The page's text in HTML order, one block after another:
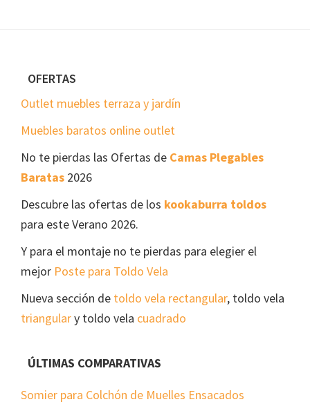
FooterOFERTAS
Outlet muebles terraza y jardín
Muebles baratos online outlet
No te pierdas las Ofertas de Camas Plegables
Baratas 2026
Descubre las ofertas de los kookaburra toldos
para este Verano 2026.
Y para el montaje no te pierdas para elegier el
mejor Poste para Toldo Vela
Nueva sección de toldo vela rectangular, toldo vela
triangulary toldo vela cuadrado
ÚLTIMAS COMPARATIVAS
Somier para Colchón de Muelles Ensacados